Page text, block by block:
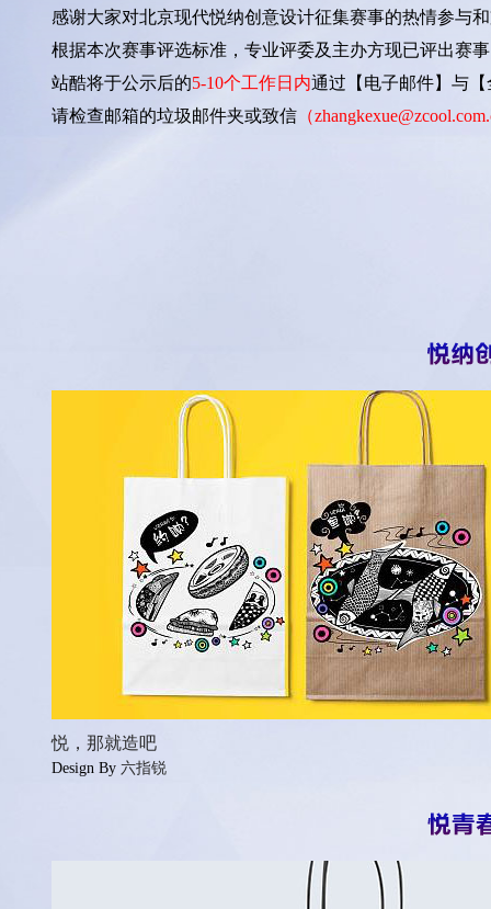
感谢大家对北京现代悦纳创意设计征集赛事的热情参与
根据本次赛事评选标准，专业评委及主办方现已评出赛
站酷将于公示后的5-10个工作日内通过【电子邮件】与
请检查邮箱的垃圾邮件夹或致信（
悦，那就造吧
Design By 六指锐